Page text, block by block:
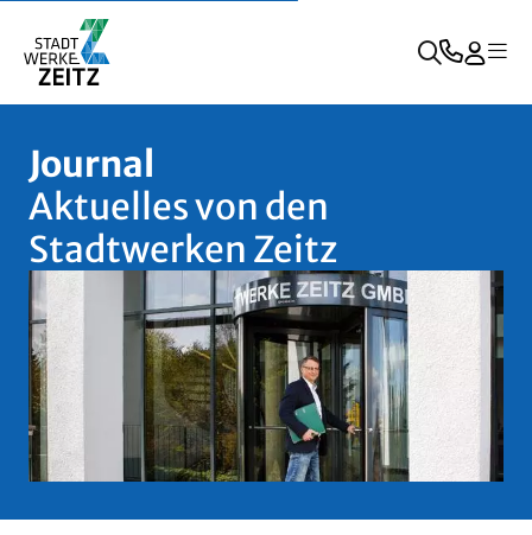
Journal
Aktuelles von den
Stadtwerken Zeitz